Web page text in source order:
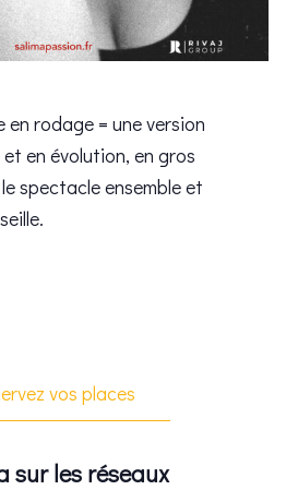
en rodage = une version
en évolution, en gros
spectacle ensemble et
vos places
sur les réseaux